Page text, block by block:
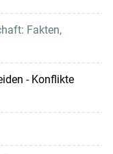
Fakten,
- Konflikte